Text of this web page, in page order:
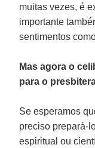
muitas vezes, é
importante
sentimentos
Mas agora o
para o
Se esperamos
preciso prepará-
espiritual ou